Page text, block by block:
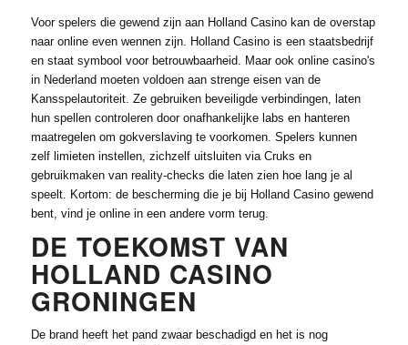
Voor spelers die gewend zijn aan Holland Casino kan de overstap
naar online even wennen zijn. Holland Casino is een staatsbedrijf
en staat symbool voor betrouwbaarheid. Maar ook online casino's
in Nederland moeten voldoen aan strenge eisen van de
Kansspelautoriteit. Ze gebruiken beveiligde verbindingen, laten
hun spellen controleren door onafhankelijke labs en hanteren
maatregelen om gokverslaving te voorkomen. Spelers kunnen
zelf limieten instellen, zichzelf uitsluiten via Cruks en
gebruikmaken van reality-checks die laten zien hoe lang je al
speelt. Kortom: de bescherming die je bij Holland Casino gewend
bent, vind je online in een andere vorm terug.
DE TOEKOMST VAN
HOLLAND CASINO
GRONINGEN
De brand heeft het pand zwaar beschadigd en het is nog